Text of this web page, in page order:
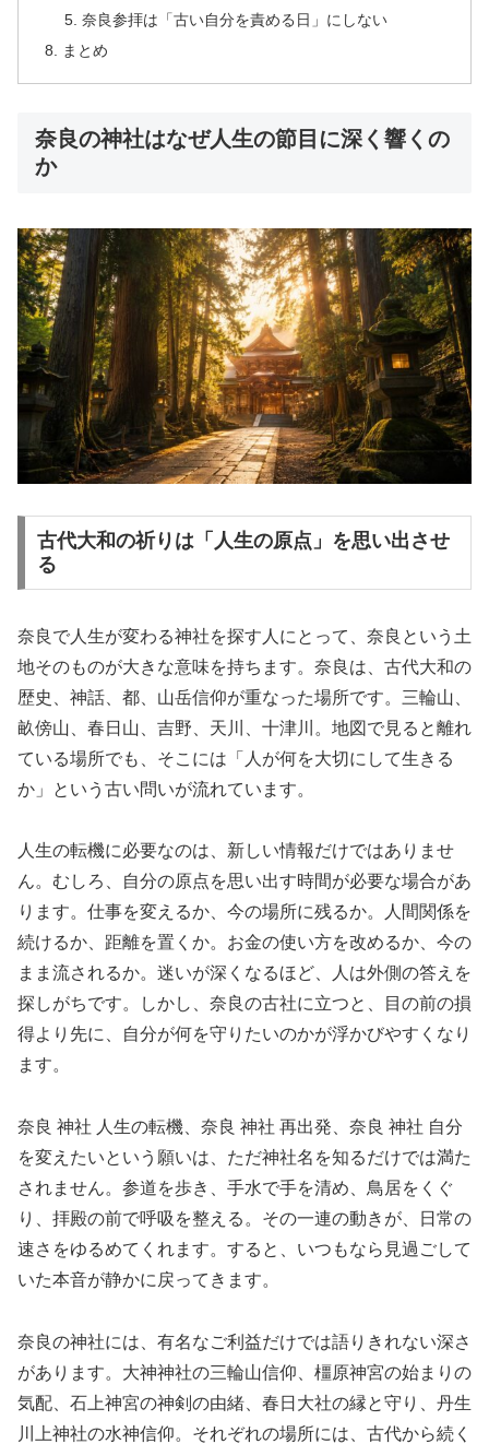
奈良参拝は「古い自分を責める日」にしない
まとめ
奈良の神社はなぜ人生の節目に深く響くの
か
古代大和の祈りは「人生の原点」を思い出させ
る
奈良で人生が変わる神社を探す人にとって、奈良という土
地そのものが大きな意味を持ちます。奈良は、古代大和の
歴史、神話、都、山岳信仰が重なった場所です。三輪山、
畝傍山、春日山、吉野、天川、十津川。地図で見ると離れ
ている場所でも、そこには「人が何を大切にして生きる
か」という古い問いが流れています。
人生の転機に必要なのは、新しい情報だけではありませ
ん。むしろ、自分の原点を思い出す時間が必要な場合があ
ります。仕事を変えるか、今の場所に残るか。人間関係を
続けるか、距離を置くか。お金の使い方を改めるか、今の
まま流されるか。迷いが深くなるほど、人は外側の答えを
探しがちです。しかし、奈良の古社に立つと、目の前の損
得より先に、自分が何を守りたいのかが浮かびやすくなり
ます。
奈良 神社 人生の転機、奈良 神社 再出発、奈良 神社 自分
を変えたいという願いは、ただ神社名を知るだけでは満た
されません。参道を歩き、手水で手を清め、鳥居をくぐ
り、拝殿の前で呼吸を整える。その一連の動きが、日常の
速さをゆるめてくれます。すると、いつもなら見過ごして
いた本音が静かに戻ってきます。
奈良の神社には、有名なご利益だけでは語りきれない深さ
があります。大神神社の三輪山信仰、橿原神宮の始まりの
気配、石上神宮の神剣の由緒、春日大社の縁と守り、丹生
川上神社の水神信仰。それぞれの場所には、古代から続く